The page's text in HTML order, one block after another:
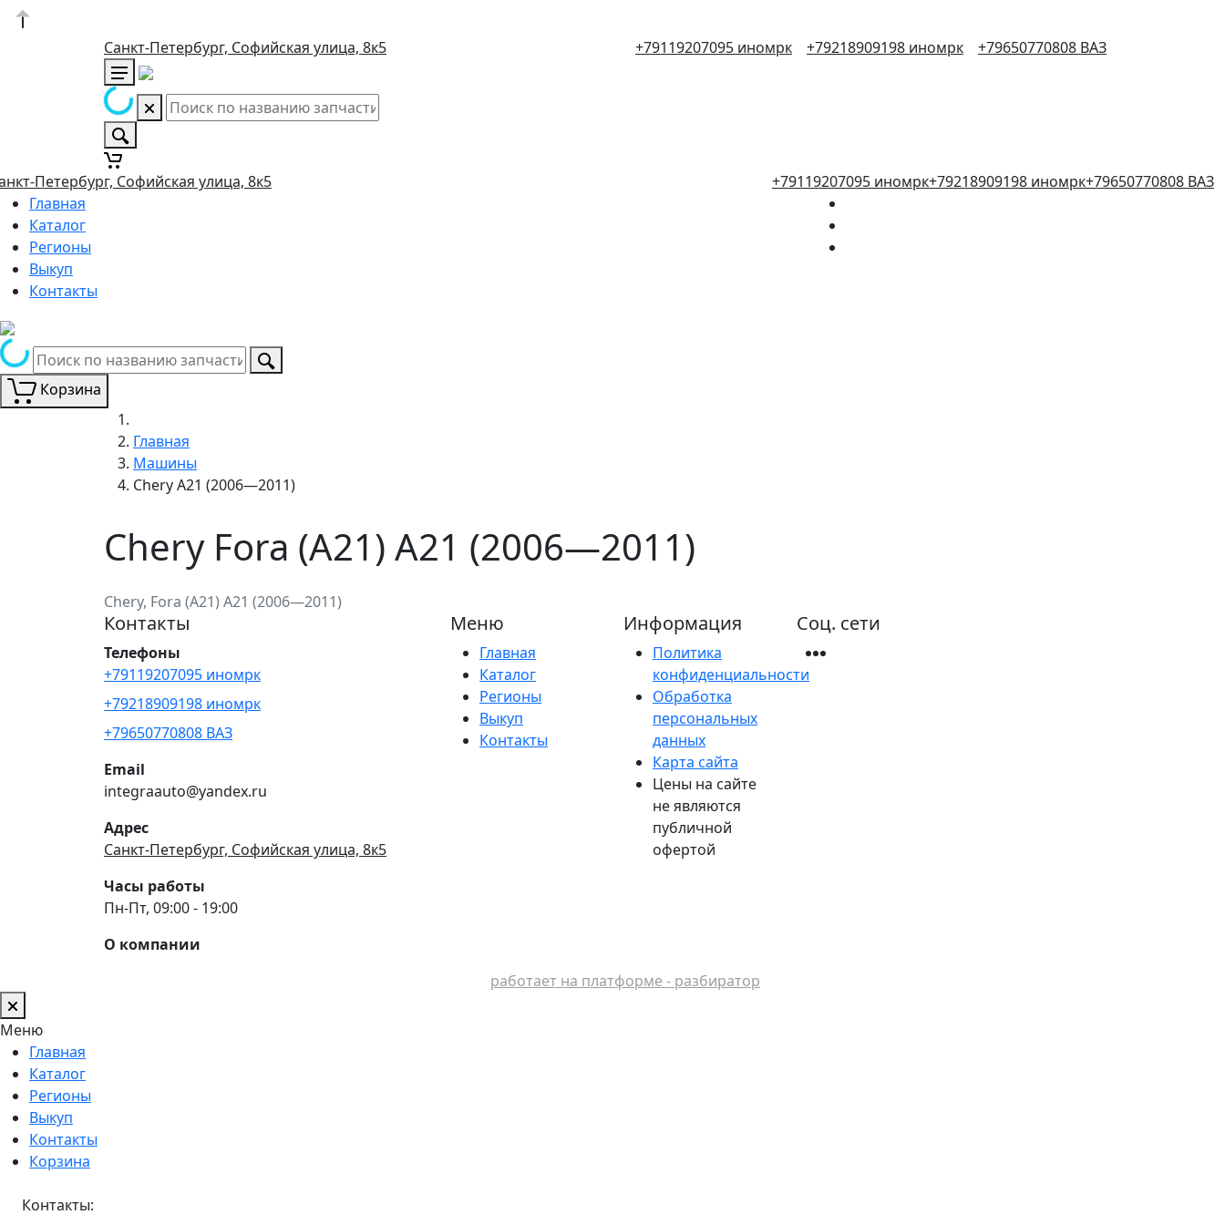
Санкт-Петербург, Софийская улица, 8к5 +79119207095 иномрк +79218909198 иномрк +79650770808 ВАЗ
Петербург, Софийская улица, 8к5 +79119207095 иномрк+79218909198 иномрк+79650770808 ВАЗ
Главная
Каталог
Регионы
Выкуп
Контакты
Корзина
Главная
Машины
Chery A21 (2006—2011)
Chery Fora (A21) A21 (2006—2011)
Chery, Fora (A21) A21 (2006—2011)
Контакты
Телефоны
+79119207095 иномрк
+79218909198 иномрк
+79650770808 ВАЗ
Email
integraauto@yandex.ru
Адрес
Санкт-Петербург, Софийская улица, 8к5
Часы работы
Пн-Пт, 09:00 - 19:00
О компании
Меню
Главная
Каталог
Регионы
Выкуп
Контакты
Информация
Политика
конфиденциальности
Обработка
персональных
данных
Карта сайта
Цены на сайте
не являются
публичной
офертой
Соц. сети
работает на платформе - разбиратор
Меню
Главная
Каталог
Регионы
Выкуп
Контакты
Корзина
Контакты: